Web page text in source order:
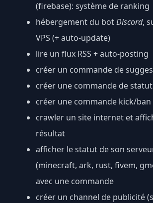
(firebase): système de ranking
hébergement du botDiscord,
VPS (+ auto-update)
lire un flux RSS + auto-posting
créer un commande de
créer une commande de
créer une commande kick/ban
crawler un site internet et
résultat
afficher le statut de son
(minecraft, ark, rust, fivem,
avec une commande
créer un channel de publicité